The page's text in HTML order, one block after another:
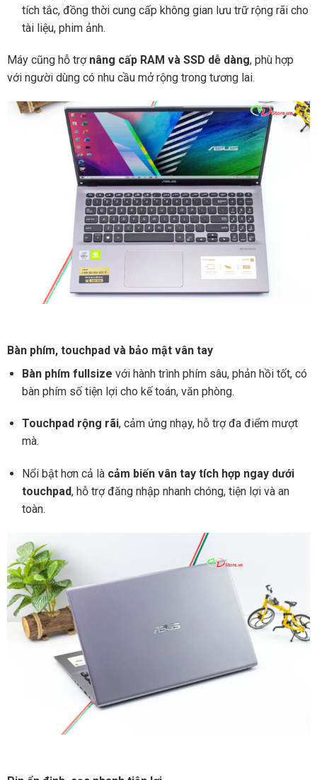
tích tắc, đồng thời cung cấp không gian lưu trữ rộng rãi cho
tài liệu, phim ảnh.
Máy cũng hỗ trợ nâng cấp RAM và SSD dễ dàng, phù hợp
với người dùng có nhu cầu mở rộng trong tương lai.
Bàn phím, touchpad và bảo mật vân tay
Bàn phím fullsize với hành trình phím sâu, phản hồi tốt, có
bàn phím số tiện lợi cho kế toán, văn phòng.
Touchpad rộng rãi, cảm ứng nhạy, hỗ trợ đa điểm mượt
mà.
Nổi bật hơn cả là cảm biến vân tay tích hợp ngay dưới
touchpad, hỗ trợ đăng nhập nhanh chóng, tiện lợi và an
toàn.